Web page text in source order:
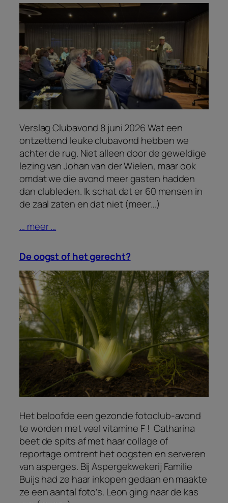
Verslag Clubavond 8 juni 2026 Wat een
ontzettend leuke clubavond hebben we
achter de rug. Niet alleen door de geweldige
lezing van Johan van der Wielen, maar ook
omdat we die avond meer gasten hadden
dan clubleden. Ik schat dat er 60 mensen in
de zaal zaten en dat niet (meer…)
… meer …
De oogst of het gerecht?
Het beloofde een gezonde fotoclub-avond
te worden met veel vitamine F ! Catharina
beet de spits af met haar collage of
reportage omtrent het oogsten en serveren
van asperges. Bij Aspergekwekerij Familie
Buijs had ze haar inkopen gedaan en maakte
ze een aantal foto’s. Leon ging naar de kas